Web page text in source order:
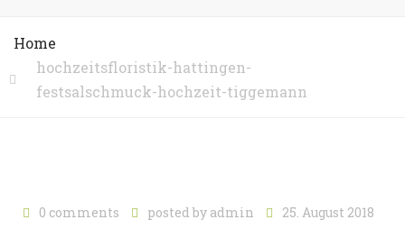
Home
hochzeitsfloristik-hattingen-
festsalschmuck-hochzeit-tiggemann
0 comments posted by admin 25. August 2018